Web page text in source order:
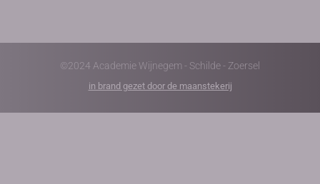
©2024 Academie Wijnegem - Schilde - Zoersel
in brand gezet door de maanstekerij